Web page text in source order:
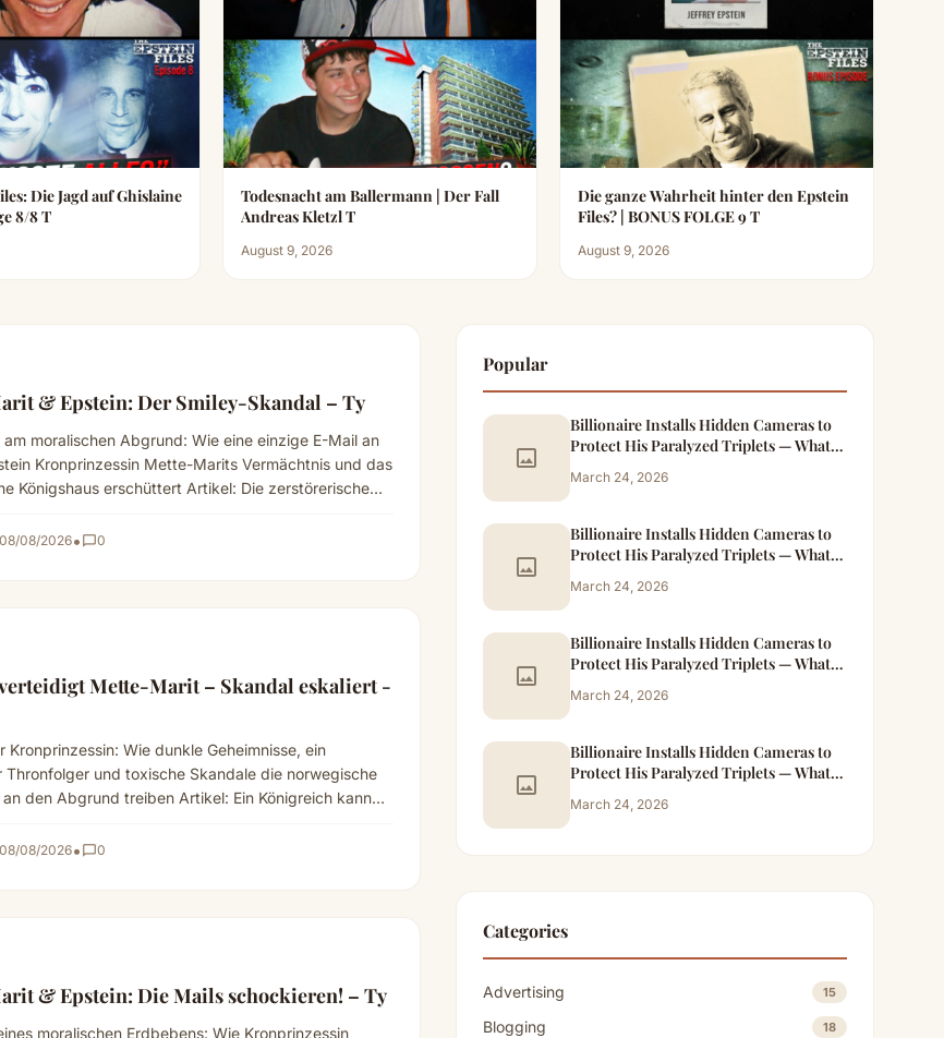
Die Jagd auf Ghislaine
Maxwell | Folge 8/8 T
Todesnacht am Ballermann | Der Fall
Andreas Kletzl T
August 9, 2026
Die ganze Wahrheit hinter den Epstein
Files? | BONUS FOLGE 9 T
August 9, 2026
& Epstein: Der Smiley-Skandal – Ty
am moralischen Abgrund: Wie eine einzige E-Mail an
Kronprinzessin Mette-Marits Vermächtnis und das
Königshaus erschüttert Artikel: Die zerstörerische
08/08/2026•chat_bubble_outline0
Mette-Marit – Skandal eskaliert -
Kronprinzessin: Wie dunkle Geheimnisse, ein
Thronfolger und toxische Skandale die norwegische
den Abgrund treiben Artikel: Ein Königreich kann
08/08/2026•chat_bubble_outline0
& Epstein: Die Mails schockieren! – Ty
moralischen Erdbebens: Wie Kronprinzessin
Popular
image
Billionaire Installs Hidden Cameras to
Protect His Paralyzed Triplets — What
Changed Everything – Part 2
March 24, 2026
image
Billionaire Installs Hidden Cameras to
Protect His Paralyzed Triplets — What
Changed Everything – Part 3
March 24, 2026
image
Billionaire Installs Hidden Cameras to
Protect His Paralyzed Triplets — What
Changed Everything – Part 4
March 24, 2026
image
Billionaire Installs Hidden Cameras to
Protect His Paralyzed Triplets — What
Changed Everything – Part 5
March 24, 2026
Categories
Advertising 15
Blogging 18